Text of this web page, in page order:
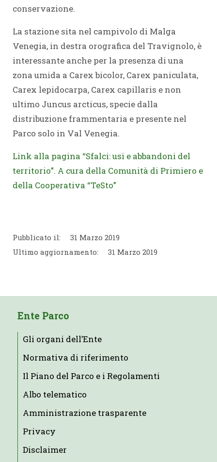
conservazione.
La stazione sita nel campivolo di Malga
Venegia, in destra orografica del Travignolo, è
interessante anche per la presenza di una
zona umida a Carex bicolor, Carex paniculata,
Carex lepidocarpa, Carex capillaris e non
ultimo Juncus arcticus, specie dalla
distribuzione frammentaria e presente nel
Parco solo in Val Venegia.
Link alla pagina “Sfalci: usi e abbandoni del
territorio”. A cura della Comunità di Primiero e
della Cooperativa “TeSto”
Pubblicato il:
31 Marzo 2019
Ultimo aggiornamento:
31 Marzo 2019
Ente Parco
Gli organi dell’Ente
Normativa di riferimento
Il Piano del Parco e i Regolamenti
Albo telematico
Amministrazione trasparente
Privacy
Disclaimer